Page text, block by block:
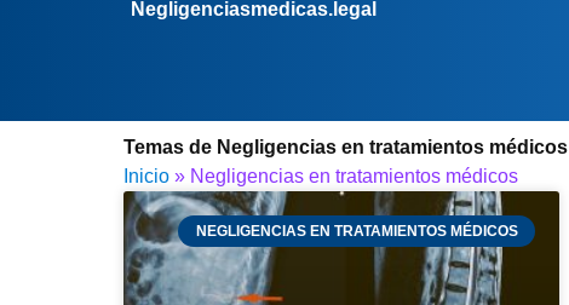
Negligenciasmedicas.legal
Temas de Negligencias en tratamientos médicos
Inicio » Negligencias en tratamientos médicos
NEGLIGENCIAS EN TRATAMIENTOS MÉDICOS